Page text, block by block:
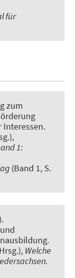
für
zum
Interessen.
1:
(Band 1, S.
Welche